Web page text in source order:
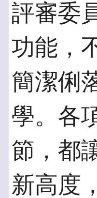
評審委
功能，
簡潔俐
學。各
節，都
新高度